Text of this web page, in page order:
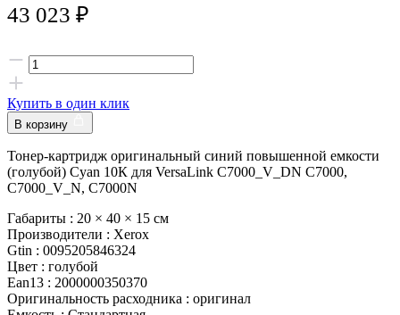
43 023 ₽
Купить в один клик
В корзину
Тонер-картридж оригинальный синий повышенной емкости
(голубой) Cyan 10К для VersaLink C7000_V_DN C7000,
C7000_V_N, C7000N
Габариты : 20 × 40 × 15 см
Производители : Xerox
Gtin : 0095205846324
Цвет : голубой
Ean13 : 2000000350370
Оригинальность расходника : оригинал